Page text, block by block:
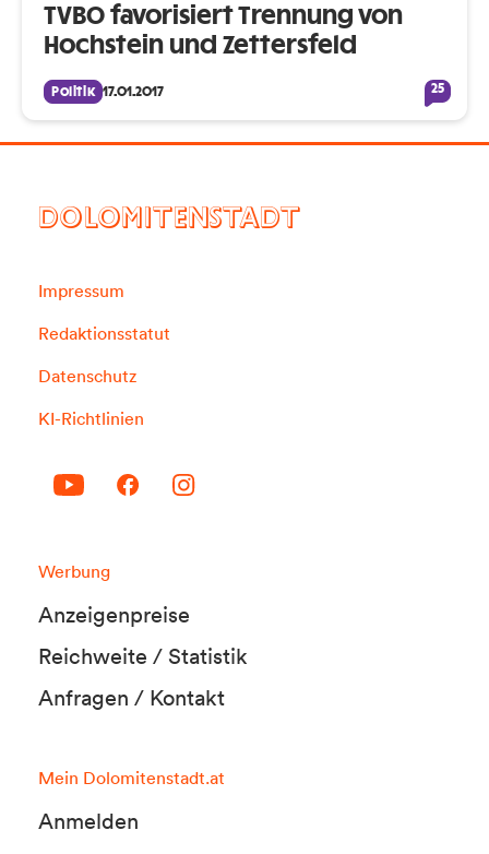
TVBO favorisiert Trennung von
Hochstein und Zettersfeld
Politik 17.01.2017 25
DOLOMITENSTADT
Impressum
Redaktionsstatut
Datenschutz
KI-Richtlinien
Werbung
Anzeigenpreise
Reichweite / Statistik
Anfragen / Kontakt
Mein Dolomitenstadt.at
Anmelden